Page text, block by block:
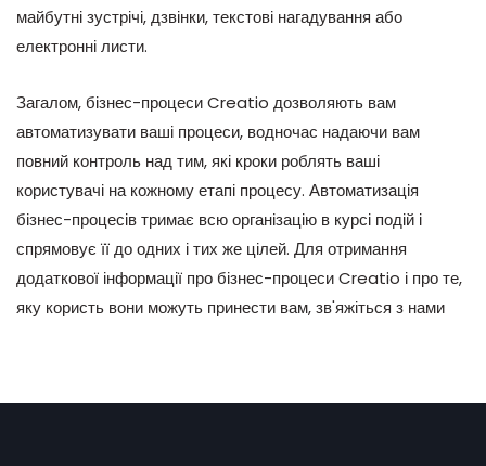
майбутні зустрічі, дзвінки, текстові нагадування або
електронні листи.
Загалом, бізнес-процеси Creatio дозволяють вам
автоматизувати ваші процеси, водночас надаючи вам
повний контроль над тим, які кроки роблять ваші
користувачі на кожному етапі процесу. Автоматизація
бізнес-процесів тримає всю організацію в курсі подій і
спрямовує її до одних і тих же цілей. Для отримання
додаткової інформації про бізнес-процеси Creatio і про те,
яку користь вони можуть принести вам, зв'яжіться з нами